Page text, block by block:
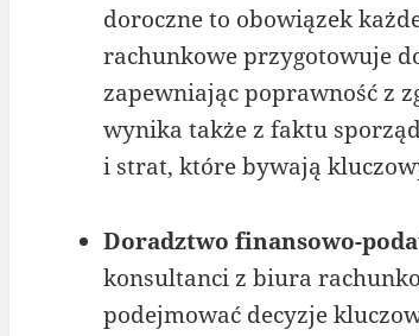
doroczne to obowiązek
rachunkowe przygotowuje
zapewniając poprawność z
wynika także z faktu
i strat, które bywają
Doradztwo finansowo-
konsultanci z biura
podejmować decyzje